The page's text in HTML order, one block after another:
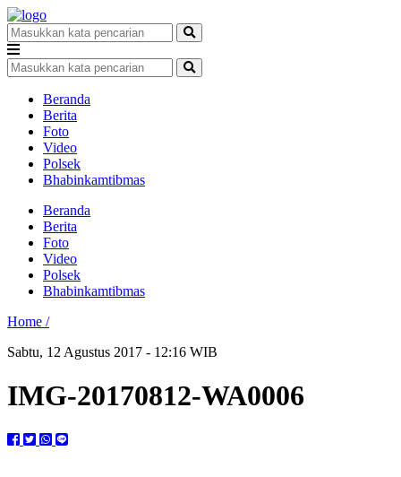
Beranda
Berita
Foto
Video
Polsek
Bhabinkamtibmas
Beranda
Berita
Foto
Video
Polsek
Bhabinkamtibmas
Home /
Sabtu, 12 Agustus 2017 - 12:16 WIB
IMG-20170812-WA0006